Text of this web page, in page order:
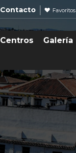
Contacto Favoritos
Centros Galería